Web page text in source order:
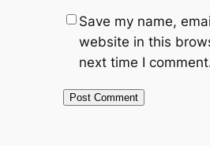
Save my name,
website in this
next time I